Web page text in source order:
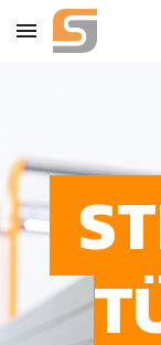
Skip to main